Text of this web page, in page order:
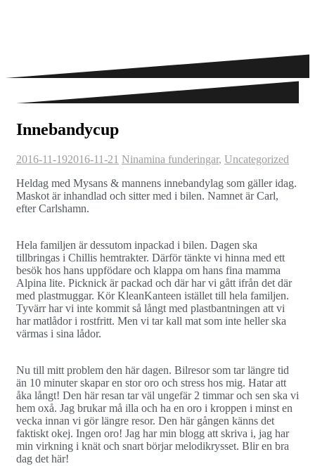
Innebandycup
2016-11-192016-11-21 Ninamina funderingar, Uncategorized
Heldag med Mysans & mannens innebandylag som gäller idag.
Maskot är inhandlad och sitter med i bilen. Namnet är Carl,
efter Carlshamn.
Hela familjen är dessutom inpackad i bilen. Dagen ska
tillbringas i Chillis hemtrakter. Därför tänkte vi hinna med ett
besök hos hans uppfödare och klappa om hans fina mamma
Alpina lite. Picknick är packad och där har vi gått ifrån det där
med plastmuggar. Kör KleanKanteen istället till hela familjen.
Tyvärr har vi inte kommit så långt med plastbantningen att vi
har matlådor i rostfritt. Men vi tar kall mat som inte heller ska
värmas i sina lådor.
Nu till mitt problem den här dagen. Bilresor som tar längre tid
än 10 minuter skapar en stor oro och stress hos mig. Hatar att
åka långt! Den här resan tar väl ungefär 2 timmar och sen ska vi
hem oxå. Jag brukar må illa och ha en oro i kroppen i minst en
vecka innan vi gör längre resor. Den här gången känns det
faktiskt okej. Ingen oro! Jag har min blogg att skriva i, jag har
min virkning i knät och snart börjar melodikrysset. Blir en bra
dag det här!